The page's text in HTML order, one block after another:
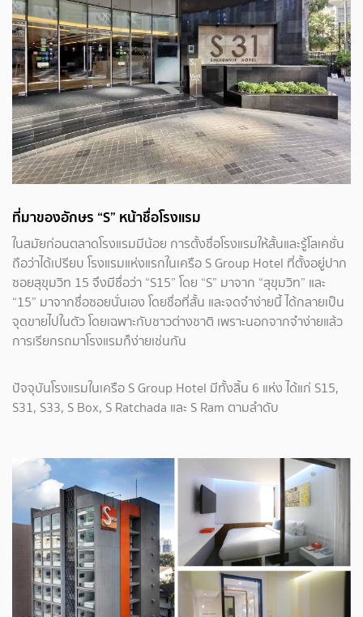
ที่มาของอักษร “S” หน้าชื่อโรงแรม
ในสมัยก่อนตลาดโรงแรมมีน้อย การตั้งชื่อโรงแรมให้สั้นและรู้โลเคชั่น
ถือว่าได้เปรียบ โรงแรมแห่งแรกในเครือ S Group Hotel ที่ตั้งอยู่ปาก
ซอยสุขุมวิท 15 จึงมีชื่อว่า “S15” โดย “S” มาจาก “สุขุมวิท” และ
“15” มาจากชื่อซอยนั่นเอง โดยชื่อที่สั้น และจดจำง่ายนี้ ได้กลายเป็น
จุดขายไปในตัว โดยเฉพาะกับชาวต่างชาติ เพราะนอกจากจำง่ายแล้ว
การเรียกรถมาโรงแรมก็ง่ายเช่นกัน
ปัจจุบันโรงแรมในเครือ S Group Hotel มีทั้งสิ้น 6 แห่ง ได้แก่ S15,
S31, S33, S Box, S Ratchada และ S Ram ตามลำดับ